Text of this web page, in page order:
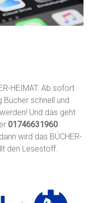
HEIMAT. Ab sofort
Bücher schnell und
Und das geht
01746631960
wird das BÜCHER-
den Lesestoff.